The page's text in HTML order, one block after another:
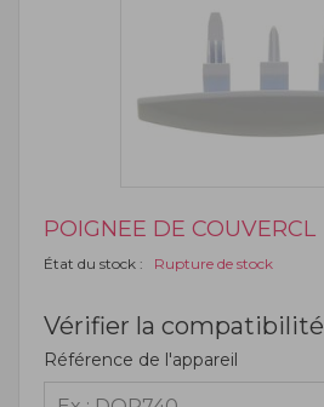
POIGNEE DE COUVERCL
État du stock : Rupture de stock
Vérifier la compatibilité
Référence de l'appareil